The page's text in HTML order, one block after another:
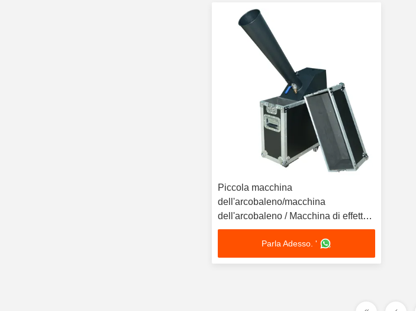
Piccola macchina
dell'arcobaleno/macchina
dell'arcobaleno / Macchina di effetto
speciale
Parla Adesso. '